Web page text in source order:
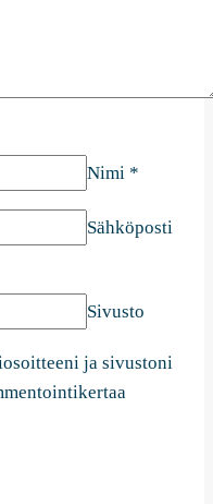
Nimi *
Sähköposti
Sivusto
ja sivustoni